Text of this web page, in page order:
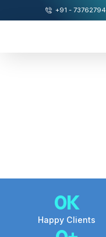
+91 -
Happy Clients
0K